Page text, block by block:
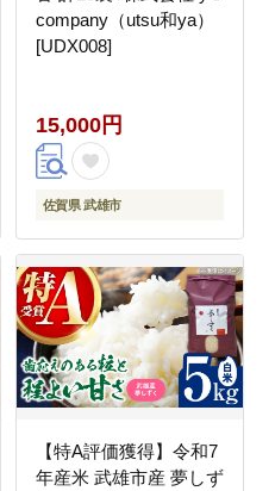
company（utsu和ya）
[UDX008]
15,000円
佐賀県 武雄市
【特A評価獲得】令和7
年産米 武雄市産 夢しず